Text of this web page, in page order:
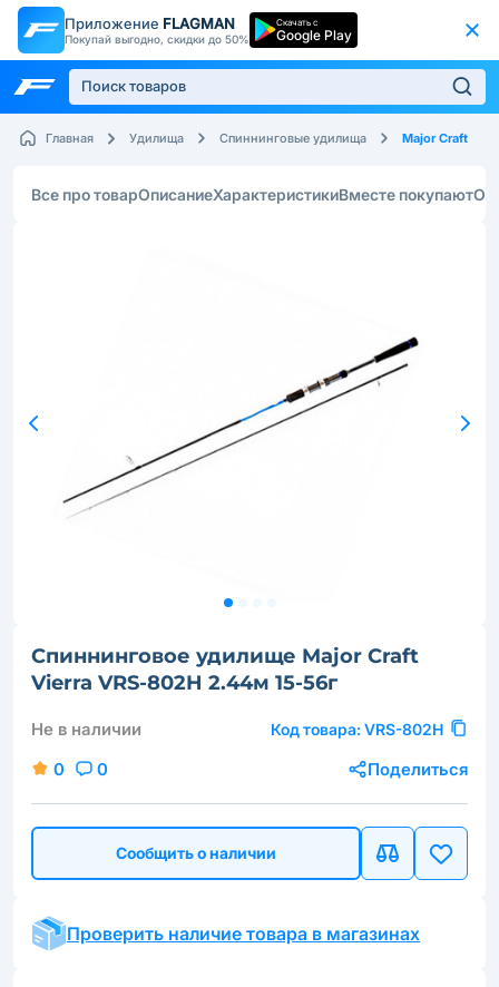
Приложение FLAGMAN
Покупай выгодно, скидки до 50%
Скачать с
Google Play
Главная Удилища Спиннинговые удилища Major Craft
Все про товарОписаниеХарактеристикиВместе покупают
Спиннинговое удилище Major Craft
Vierra VRS-802H 2.44м 15-56г
Не в наличии Код товара: VRS-802H
0 0 Поделиться
Сообщить о наличии
Проверить наличие товара в магазинах